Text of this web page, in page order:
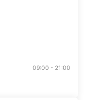
09:00 - 21:00